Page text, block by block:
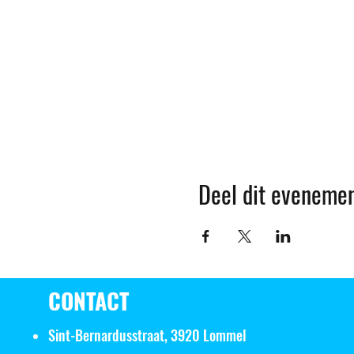
Deel dit
CONTACT
Sint-Bernardusstraat, 3920 Lommel